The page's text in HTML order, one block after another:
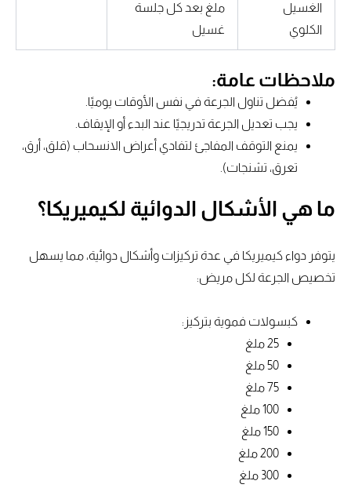
الغسيل
الكلوي
ملغ بعد كل جلسة
غسيل
ملاحظات عامة:
يُفضل تناول الجرعة في نفس الأوقات يوميًا.
يجب تعديل الجرعة تدريجيًا عند البدء أو الإيقاف.
يمنع التوقف المفاجئ لتفادي أعراض الانسحاب (قلق، أرق،
تعرق، تشنجات).
ما هي الأشكال الدوائية لكيميريكا؟
يتوفر دواء كيميريكا في عدة تركيزات وأشكال دوائية، مما يسهل
تخصيص الجرعة لكل مريض:
كبسولات فموية بتركيز:
25 ملغ
50 ملغ
75 ملغ
100 ملغ
150 ملغ
200 ملغ
300 ملغ